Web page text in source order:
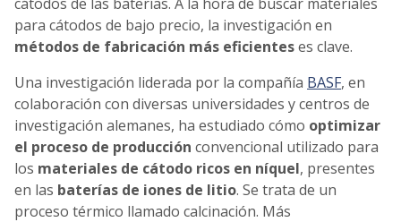
para cátodos de bajo precio, la investigación en
métodos de fabricación más eficienteses clave.
Una investigación liderada por la compañía BASF, en
colaboración con diversas universidades y centros de
investigación alemanes, ha estudiado cómo optimizar
el proceso de producción convencional utilizado para
los materiales de cátodo ricos en níquel, presentes
en las baterías de iones de litio. Se trata de un
proceso térmico llamado calcinación. Más